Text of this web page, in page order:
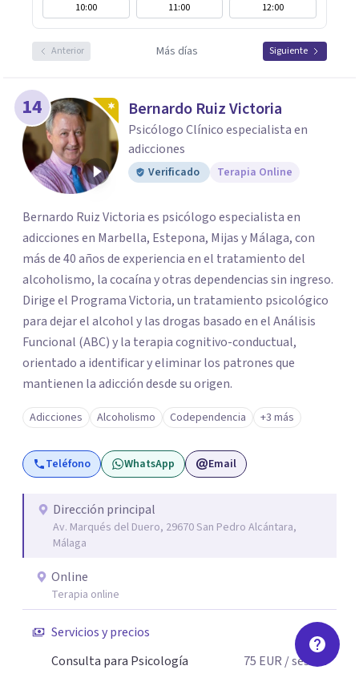
10:00
11:00 12:00
Anterior Más días Siguiente
14 Bernardo Ruiz Victoria
Psicólogo Clínico especialista en
adicciones
Verificado Terapia Online
Bernardo Ruiz Victoria es psicólogo especialista en
adicciones en Marbella, Estepona, Mijas y Málaga, con
más de 40 años de experiencia en el tratamiento del
alcoholismo, la cocaína y otras dependencias sin ingreso.
Dirige el Programa Victoria, un tratamiento psicológico
para dejar el alcohol y las drogas basado en el Análisis
Funcional (ABC) y la terapia cognitivo-conductual,
orientado a identificar y eliminar los patrones que
mantienen la adicción desde su origen.
Adicciones Alcoholismo Codependencia +3 más
Teléfono WhatsApp Email
Dirección principal
Av. Marqués del Duero, 29670 San Pedro Alcántara,
Málaga
Online
Terapia online
Servicios y precios
Consulta para Psicología
75 EUR / sesión